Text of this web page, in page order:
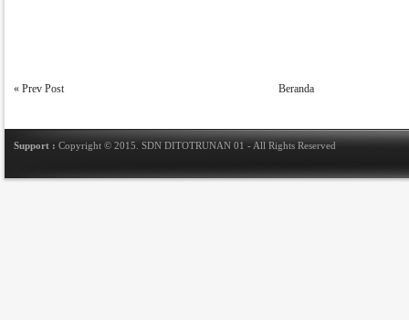
« Prev Post Beranda
Support : Copyright © 2015. SDN DITOTRUNAN 01 - All Rights Reserved